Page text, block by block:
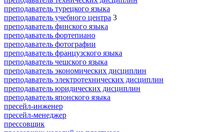
преподаватель турецкого языка
преподаватель учебного центра 3
преподаватель финского языка
преподаватель фортепиано
преподаватель фотографии
преподаватель французского языка
преподаватель чешского языка
преподаватель экономических дисциплин
преподаватель электротехнических дисциплин
преподаватель юридических дисциплин
преподаватель японского языка
пресейл-инженер
пресейл-менеджер
прессовщик